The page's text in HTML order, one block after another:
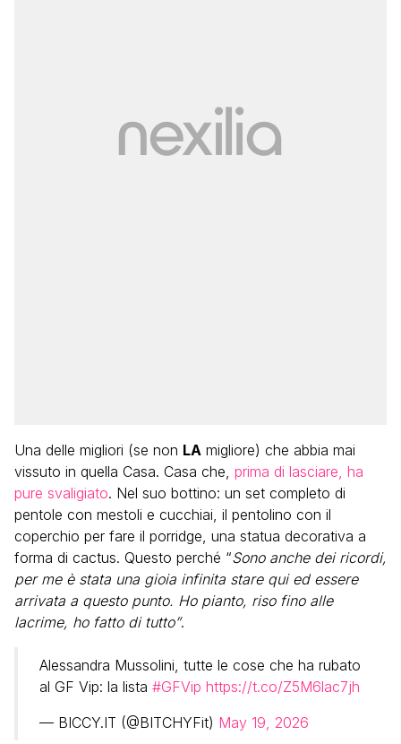
Una delle migliori (se non LA migliore) che abbia mai
vissuto in quella Casa. Casa che, prima di lasciare, ha
pure svaligiato. Nel suo bottino: un set completo di
pentole con mestoli e cucchiai, il pentolino con il
coperchio per fare il porridge, una statua decorativa a
forma di cactus. Questo perché “Sono anche dei ricordi,
per me è stata una gioia infinita stare qui ed essere
arrivata a questo punto. Ho pianto, riso fino alle
lacrime, ho fatto di tutto”.
Alessandra Mussolini, tutte le cose che ha rubato
al GF Vip: la lista #GFVip https://t.co/Z5M6lac7jh
— BICCY.IT (@BITCHYFit) May 19, 2026